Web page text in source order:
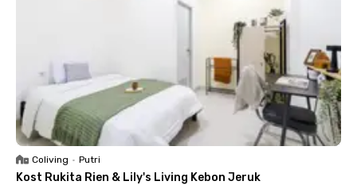
Coliving • Putri
Kost Rukita Rien & Lily's Living Kebon Jeruk